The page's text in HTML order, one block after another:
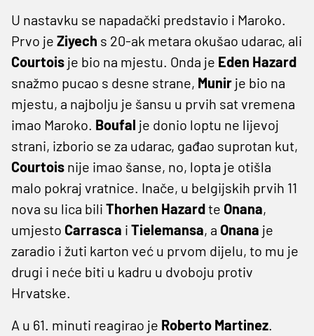
U nastavku se napadački predstavio i Maroko.
Prvo je Ziyech s 20-ak metara okušao udarac, ali
Courtois je bio na mjestu. Onda je Eden Hazard
snažmo pucao s desne strane, Munir je bio na
mjestu, a najbolju je šansu u prvih sat vremena
imao Maroko. Boufal je donio loptu ne lijevoj
strani, izborio se za udarac, gađao suprotan kut,
Courtois nije imao šanse, no, lopta je otišla
malo pokraj vratnice. Inače, u belgijskih prvih 11
nova su lica bili Thorhen Hazardte Onana,
umjesto Carrasca i Tielemansa, a Onana je
zaradio i žuti karton već u prvom dijelu, to mu je
drugi i neće biti u kadru u dvoboju protiv
Hrvatske.
A u 61. minuti reagirao je Roberto Martinez.